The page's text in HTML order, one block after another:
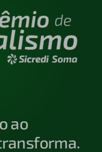
ao